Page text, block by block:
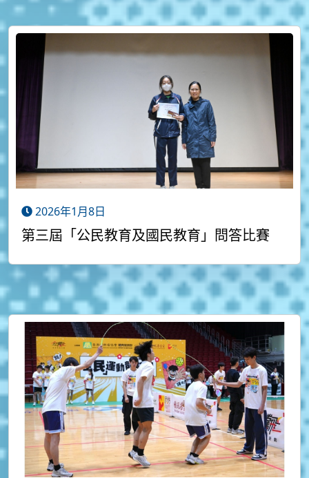
2026年1月8日
第三屆「公民教育及國民教育」問答比賽